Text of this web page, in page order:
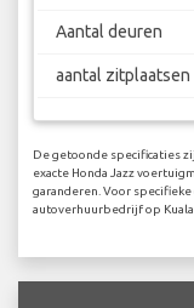
Aantal deuren
aantal zitplaatsen
De getoonde specificaties
exacte Honda Jazz
garanderen. Voor
autoverhuurbedrijf op